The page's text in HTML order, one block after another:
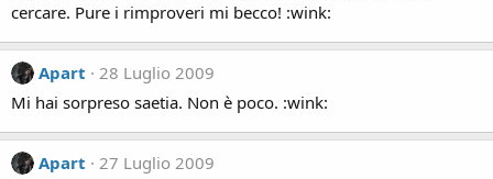
cercare. Pure i rimproveri mi becco! :wink:
Apart
28 Luglio 2009
Mi hai sorpreso saetia. Non è poco. :wink:
Apart
27 Luglio 2009